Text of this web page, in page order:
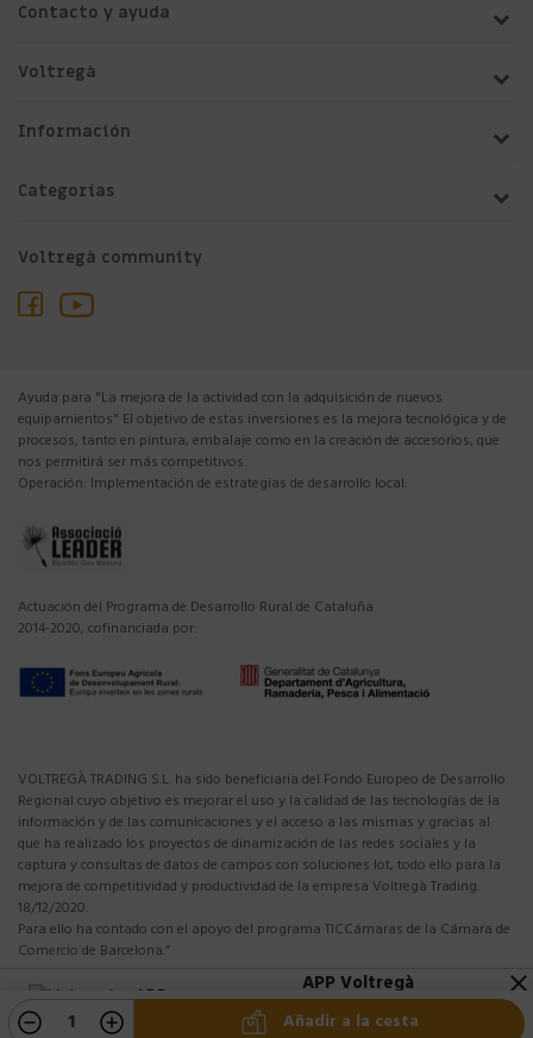
Contacto y ayuda
Voltregà
Información
Categorías
APP Voltregà
10%DTO en tu primera compra APP
close
Voltregà community
Ayuda para "La mejora de la actividad con la adquisición de nuevos
equipamientos" El objetivo de estas inversiones es la mejora tecnológica y de
procesos, tanto en pintura, embalaje como en la creación de accesorios, que
nos permitirá ser más competitivos.
Operación: Implementación de estrategias de desarrollo local.
Actuación del Programa de Desarrollo Rural de Cataluña
2014-2020, cofinanciada por:
VOLTREGÀ TRADING S.L. ha sido beneficiaria del Fondo Europeo de Desarrollo
Regional cuyo objetivo es mejorar el uso y la calidad de las tecnologías de la
información y de las comunicaciones y el acceso a las mismas y gracias al
que ha realizado los proyectos de dinamización de las redes sociales y la
captura y consultas de datos de campos con soluciones Iot, todo ello para la
mejora de competitividad y productividad de la empresa Voltregà Trading.
18/12/2020.
Para ello ha contado con el apoyo del programa TICCámaras de la Cámara de
Comercio de Barcelona.”
Añadir a la cesta